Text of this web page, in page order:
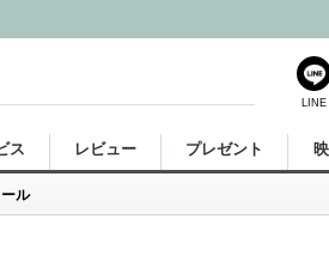
ル
ス レビュー プレゼント
LINE